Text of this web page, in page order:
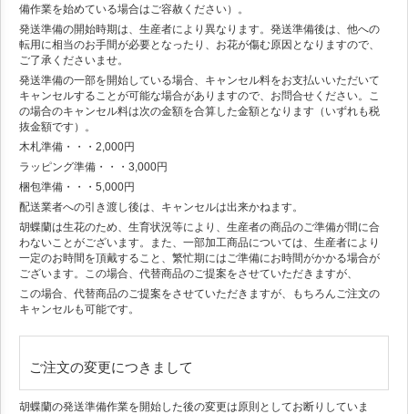
備作業を始めている場合はご容赦ください）。
発送準備の開始時期は、生産者により異なります。発送準備後は、他への
転用に相当のお手間が必要となったり、お花が傷む原因となりますので、
ご了承くださいませ。
発送準備の一部を開始している場合、キャンセル料をお支払いいただいて
キャンセルすることが可能な場合がありますので、お問合せください。こ
の場合のキャンセル料は次の金額を合算した金額となります（いずれも税
抜金額です）。
木札準備・・・2,000円
ラッピング準備・・・3,000円
梱包準備・・・5,000円
配送業者への引き渡し後は、キャンセルは出来かねます。
胡蝶蘭は生花のため、生育状況等により、生産者の商品のご準備が間に合
わないことがございます。また、一部加工商品については、生産者により
一定のお時間を頂戴すること、繁忙期にはご準備にお時間がかかる場合が
ございます。この場合、代替商品のご提案をさせていただきますが、
この場合、代替商品のご提案をさせていただきますが、もちろんご注文の
キャンセルも可能です。
ご注文の変更につきまして
胡蝶蘭の発送準備作業を開始した後の変更は原則としてお断りしていま